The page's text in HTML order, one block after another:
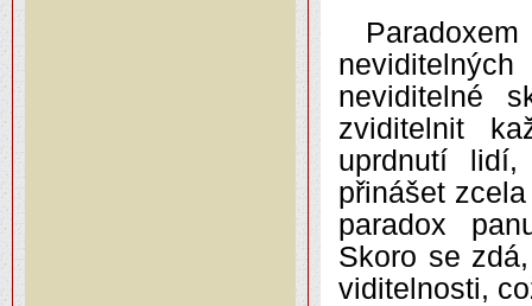
neviditelné
zviditelnit
uprdnutí
přinášet
paradox
Skoro se
viditelnosti,